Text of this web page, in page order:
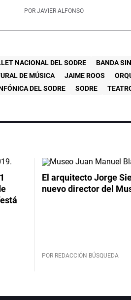
POR JAVIER ALFONSO
NACIONAL DEL SODRE
BANDA
DE MÚSICA
JAIME ROOS
DEL SODRE
SODRE
El arquitecto Jorge
nuevo director del
POR REDACCIÓN BÚSQUEDA